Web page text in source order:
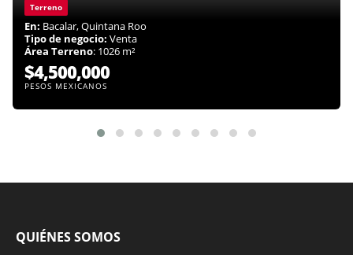
Terreno
En: Bacalar, Quintana Roo
Tipo de negocio: Venta
Área Terreno: 1026 m²
$4,500,000
PESOS MEXICANOS
QUIÉNES SOMOS